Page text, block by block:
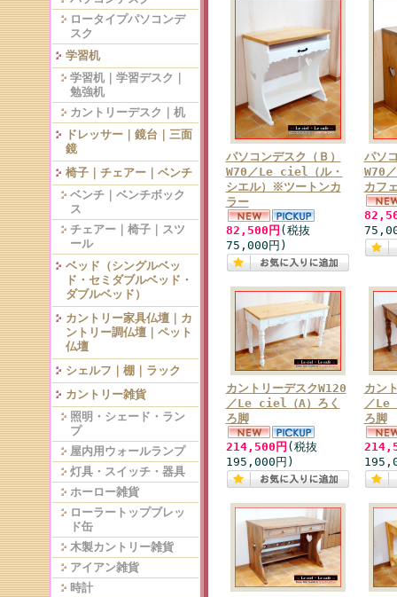
ロータイプパソコンデ
スク
学習机
学習机｜学習デスク｜
勉強机
カントリーデスク｜机
ドレッサー｜鏡台｜三面
鏡
椅子｜チェアー｜ベンチ
ベンチ｜ベンチボック
ス
チェアー｜椅子｜スツ
ール
ベッド（シングルベッ
ド・セミダブルベッド・
ダブルベッド）
カントリー家具仏壇｜カ
ントリー調仏壇｜ペット
仏壇
シェルフ｜棚｜ラック
カントリー雑貨
照明・シェード・ラン
プ
屋内用ウォールランプ
灯具・スイッチ・器具
ホーロー雑貨
ローラートップブレッ
ド缶
木製カントリー雑貨
アイアン雑貨
時計
パソコンデスク（Ｂ）
W70／Le ciel（ル・
シエル）※ツートンカ
ラー
82,500円 (税抜
75,000円)
パソ
W70
カフ
カントリーデスクW120
／Le ciel（A）ろく
ろ脚
214,500円 (税抜
195,000円)
カン
／Le
ろ脚